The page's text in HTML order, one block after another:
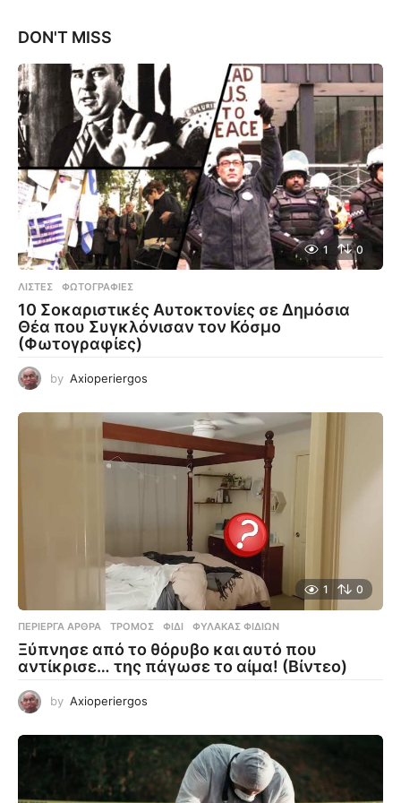
DON'T MISS
1 0
ΛΊΣΤΕΣ ,ΦΩΤΟΓΡΑΦΊΕΣ
10 Σοκαριστικές Αυτοκτονίες σε Δημόσια
Θέα που Συγκλόνισαν τον Κόσμο
(Φωτογραφίες)
by Axioperiergos
1 0
ΠΕΡΊΕΡΓΑ ΆΡΘΡΑ ΤΡΌΜΟΣ ,ΦΊΔΙ ,ΦΎΛΑΚΑΣ ΦΙΔΙΏΝ
Ξύπνησε από το θόρυβο και αυτό που
αντίκρισε… της πάγωσε το αίμα! (Βίντεο)
by Axioperiergos